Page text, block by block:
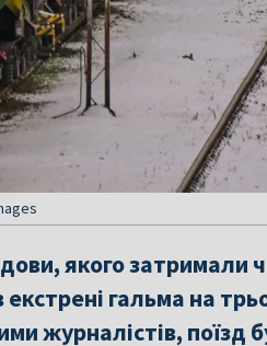
якого затримали
гальма на
журналістів,